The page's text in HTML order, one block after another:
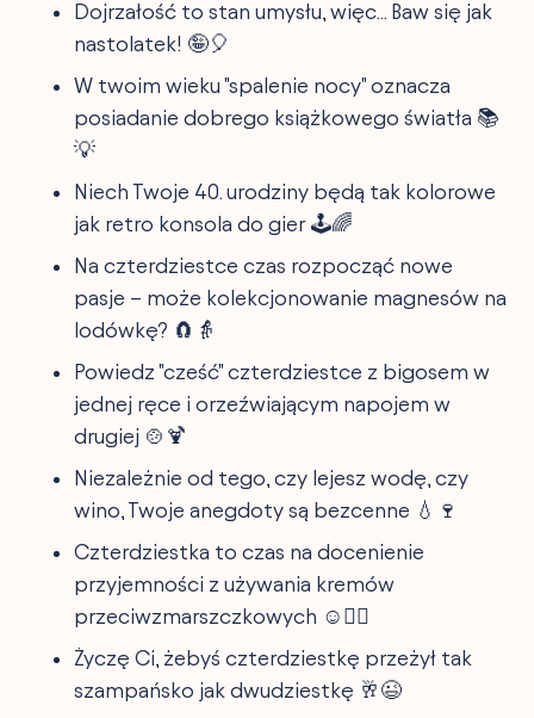
Dojrzałość to stan umysłu, więc... Baw się jak
nastolatek! 🤪🎈
W twoim wieku "spalenie nocy" oznacza
posiadanie dobrego książkowego światła 📚
💡
Niech Twoje 40. urodziny będą tak kolorowe
jak retro konsola do gier 🕹️🌈
Na czterdziestce czas rozpocząć nowe
pasje – może kolekcjonowanie magnesów na
lodówkę? 🧲👵
Powiedz "cześć" czterdziestce z bigosem w
jednej ręce i orzeźwiającym napojem w
drugiej 🍲🍹
Niezależnie od tego, czy lejesz wodę, czy
wino, Twoje anegdoty są bezcenne 💧🍷
Czterdziestka to czas na docenienie
przyjemności z używania kremów
przeciwzmarszczkowych ☺️🤷‍♂️
Życzę Ci, żebyś czterdziestkę przeżył tak
szampańsko jak dwudziestkę 🥂😉